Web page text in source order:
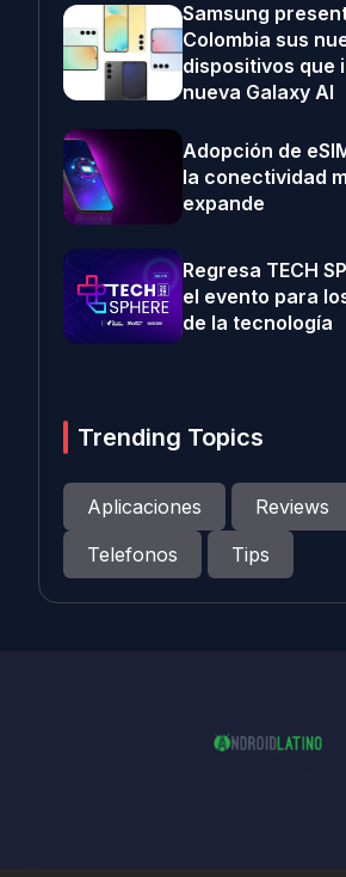
Samsung
Colombia sus
dispositivos que
nueva Galaxy AI
Adopción de
la conectividad
expande
Regresa TECH
el evento para
de la tecnología
Trending Topics
Aplicaciones
Reviews
Telefonos
Tips